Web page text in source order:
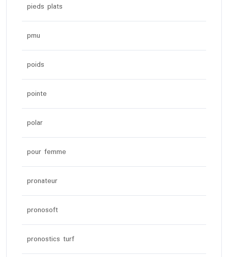
pieds plats
pmu
poids
pointe
polar
pour femme
pronateur
pronosoft
pronostics turf